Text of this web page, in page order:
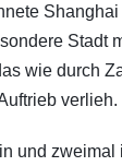
Stadt
wie durch
verlieh.
und zweimal